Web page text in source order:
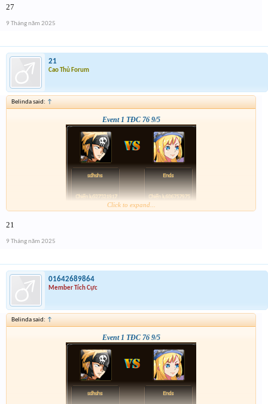
27
9 Tháng năm 2025
21
Cao Thủ Forum
Belinda said: ↑
Event 1 TĐC 76 9/5
Click to expand...
21
9 Tháng năm 2025
01642689864
Member Tích Cực
Belinda said: ↑
Event 1 TĐC 76 9/5